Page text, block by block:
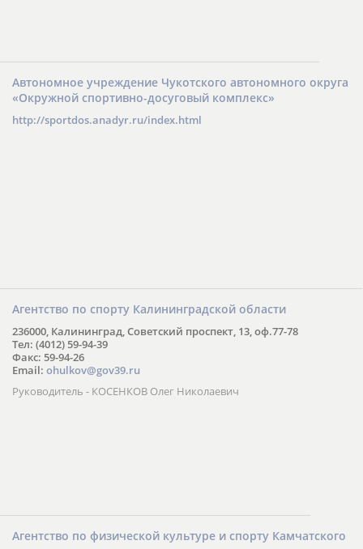
Автономное учреждение Чукотского автономного округа
«Окружной спортивно-досуговый комплекс»
http://sportdos.anadyr.ru/index.html
Агентство по спорту Калининградской области
236000, Калининград, Советский проспект, 13, оф.77-78
Тел: (4012) 59-94-39
Факс: 59-94-26
Email: ohulkov@gov39.ru
Руководитель - КОСЕНКОВ Олег Николаевич
Агентство по физической культуре и спорту Камчатского